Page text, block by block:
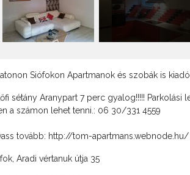
Siófokon Apartmanok és szobák is
sétány Aranypart 7 perc gyalog!!!!!
a számon lehet tenni.: 06 30/331 4559
tovább: http://tom-apartmans.webnode.hu/
Aradi vértanuk útja 35